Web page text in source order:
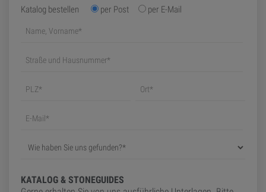
Katalog bestellen per Post per E-Mail
KATALOG & STONEGUIDES